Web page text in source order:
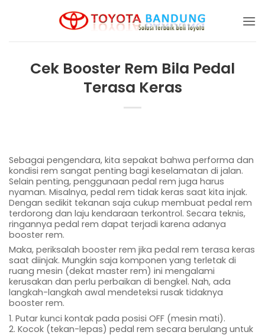
Cek Booster Rem Bila Pedal
Terasa Keras
Sebagai pengendara, kita sepakat bahwa performa dan
kondisi rem sangat penting bagi keselamatan di jalan.
Selain penting, penggunaan pedal rem juga harus
nyaman. Misalnya, pedal rem tidak keras saat kita injak.
Dengan sedikit tekanan saja cukup membuat pedal rem
terdorong dan laju kendaraan terkontrol. Secara teknis,
ringannya pedal rem dapat terjadi karena adanya
booster rem.
Maka, periksalah booster rem jika pedal rem terasa keras
saat diinjak. Mungkin saja komponen yang terletak di
ruang mesin (dekat master rem) ini mengalami
kerusakan dan perlu perbaikan di bengkel. Nah, ada
langkah-langkah awal mendeteksi rusak tidaknya
booster rem.
1. Putar kunci kontak pada posisi OFF (mesin mati).
2. Kocok (tekan-lepas) pedal rem secara berulang untuk